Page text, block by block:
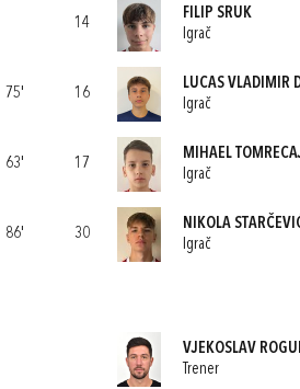
75'
63'
86'
14
FILIP SRUK
Igrač
16
LUCAS VLADIMIR
Igrač
17
MIHAEL
Igrač
30
NIKOLA
Igrač
VJEKOSLAV
Trener